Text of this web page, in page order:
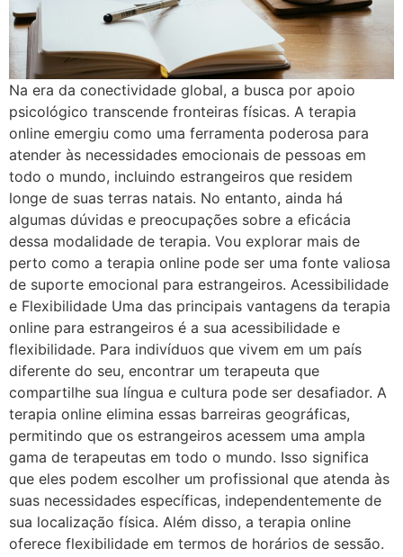
Na era da conectividade global, a busca por apoio
psicológico transcende fronteiras físicas. A terapia
online emergiu como uma ferramenta poderosa para
atender às necessidades emocionais de pessoas em
todo o mundo, incluindo estrangeiros que residem
longe de suas terras natais. No entanto, ainda há
algumas dúvidas e preocupações sobre a eficácia
dessa modalidade de terapia. Vou explorar mais de
perto como a terapia online pode ser uma fonte valiosa
de suporte emocional para estrangeiros. Acessibilidade
e Flexibilidade Uma das principais vantagens da terapia
online para estrangeiros é a sua acessibilidade e
flexibilidade. Para indivíduos que vivem em um país
diferente do seu, encontrar um terapeuta que
compartilhe sua língua e cultura pode ser desafiador. A
terapia online elimina essas barreiras geográficas,
permitindo que os estrangeiros acessem uma ampla
gama de terapeutas em todo o mundo. Isso significa
que eles podem escolher um profissional que atenda às
suas necessidades específicas, independentemente de
sua localização física. Além disso, a terapia online
oferece flexibilidade em termos de horários de sessão.